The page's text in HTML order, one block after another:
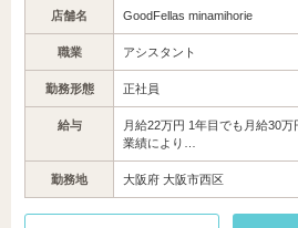
店舗名 GoodFellas minamihorie
職業 アシスタント
勤務形態 正社員
給与
月給22万円 1年目でも月給30
業績により…
勤務地 大阪府 大阪市西区